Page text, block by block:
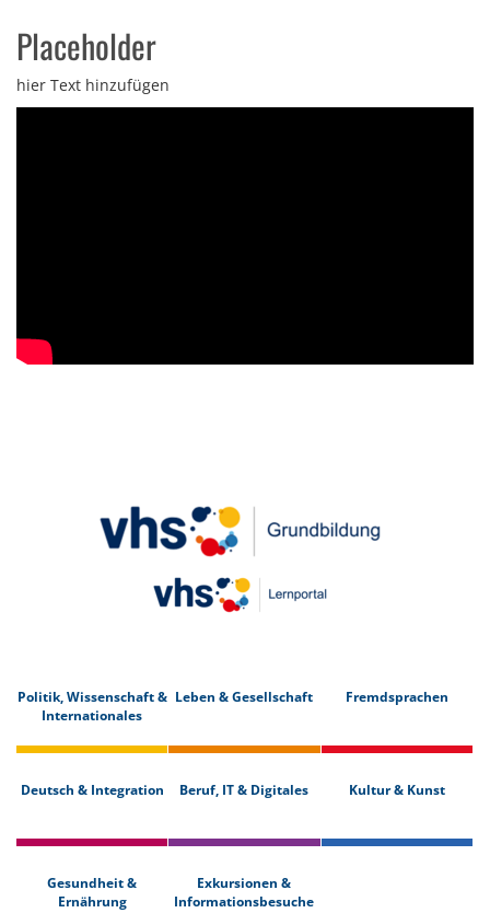
Placeholder
hier Text hinzufügen
Politik, Wissenschaft &
Internationales
Leben & Gesellschaft Fremdsprachen
Deutsch & Integration Beruf, IT & Digitales Kultur & Kunst
Gesundheit &
Ernährung
Exkursionen &
Informationsbesuche